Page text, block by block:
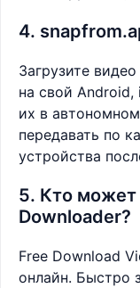
4.
Загрузите
на свой
их в
передавать по
устройства
5. Кто может
Downloader?
Free Download
онлайн. Быстро